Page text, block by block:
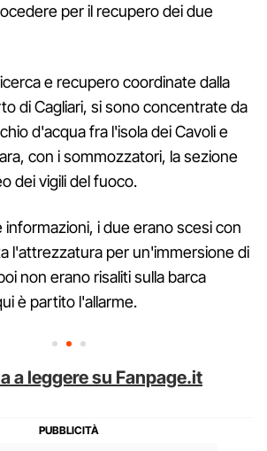
per il recupero dei due
e recupero coordinate dalla
di Cagliari, si sono concentrate da
d'acqua fra l'isola dei Cavoli e
con i sommozzatori, la sezione
dei vigili del fuoco.
informazioni, i due erano scesi con
l'attrezzatura per un'immersione di
non erano risaliti sulla barca
è partito l'allarme.
a leggere su Fanpage.it